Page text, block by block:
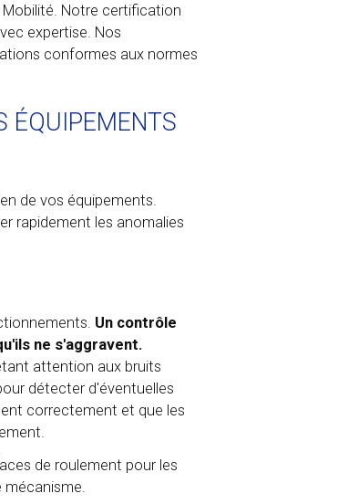
Notre certification
expertise. Nos
conformes aux normes
ÉQUIPEMENTS
de vos équipements.
rapidement les anomalies
Un contrôle
ne s'aggravent.
attention aux bruits
détecter d'éventuelles
correctement et que les
de roulement pour les